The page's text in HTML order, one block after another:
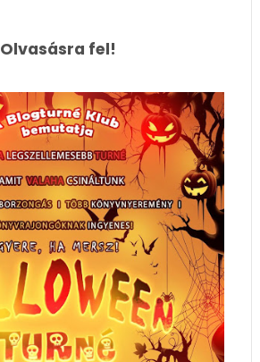
Olvasásra fel!